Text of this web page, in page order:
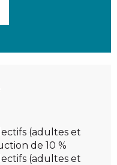
(adultes et
de 10 %
(adultes et